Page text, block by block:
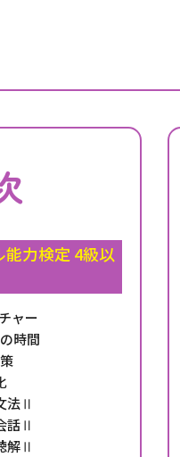
能力検定 4級以
ャー
時間
法Ⅱ
話Ⅱ
解Ⅱ